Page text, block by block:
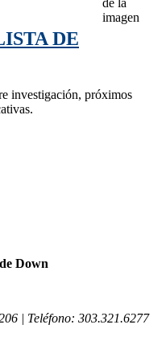
DE
investigación, próximos
Down
| Teléfono: 303.321.6277